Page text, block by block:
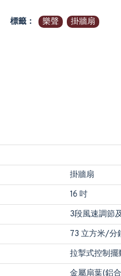
標籤： 樂聲 掛牆扇
掛牆扇
16 吋
3段風速調節
73 立方米/分
拉掣式控制擺
金屬扇葉(鋁